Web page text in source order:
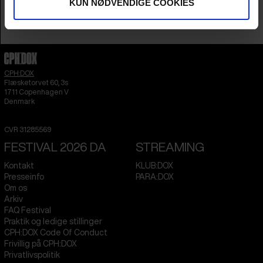
KUN NØDVENDIGE COOKIES
19m
CPH:DOX
Flæsketorvet 60, 3s
1711 Copenhagen V
Denmark
CVR 31285569
FESTIVAL 2026 DA
Kontakt
Presseinfo
Om os
Arkiv
FAQ Festival
Praktik og ledige stillinger
CPH:DOX Code Of Conduct
Frivillig på CPH:DOX
Privatlivspolitik
STREAMING
KLUB:DOX
PARA:DOX